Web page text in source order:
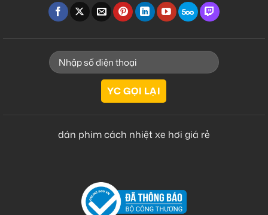
dán phim cách nhiệt xe hơi giá rẻ